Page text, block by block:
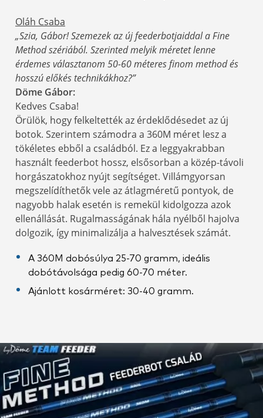
Oláh Csaba
„Szia, Gábor! Szemezek az új feederbotjaiddal a Fine
Method szériából. Szerinted melyik méretet lenne
érdemes választanom 50-60 méteres finom method és
hosszú előkés technikákhoz?”
Döme Gábor:
Kedves Csaba!
Örülök, hogy felkeltették az érdeklődésedet az új
botok. Szerintem számodra a 360M méret lesz a
tökéletes ebből a családból. Ez a leggyakrabban
használt feederbot hossz, elsősorban a közép-távoli
horgászatokhoz nyújt segítséget. Villámgyorsan
megszelídíthetők vele az átlagméretű pontyok, de
nagyobb halak esetén is remekül kidolgozza azok
ellenállását. Rugalmasságának hála nyélből hajolva
dolgozik, így minimalizálja a halvesztések számát.
A 360M dobósúlya 25-70 gramm, ideális
dobótávolsága pedig 60-70 méter.
Ajánlott kosárméret: 30-40 gramm.